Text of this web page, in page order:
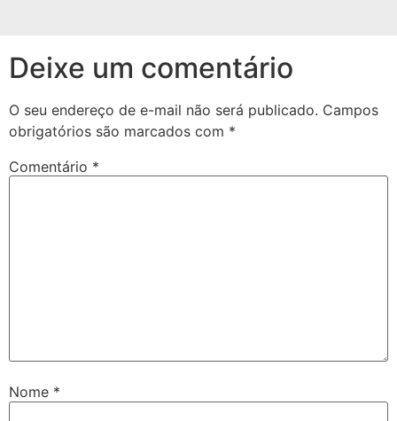
Deixe um comentário
O seu endereço de e-mail não será publicado. Campos
obrigatórios são marcados com *
Comentário *
Nome *